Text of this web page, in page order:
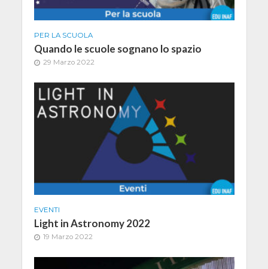
PER LA SCUOLA
Quando le scuole sognano lo spazio
29 Marzo 2022
EVENTI
Light in Astronomy 2022
19 Marzo 2022